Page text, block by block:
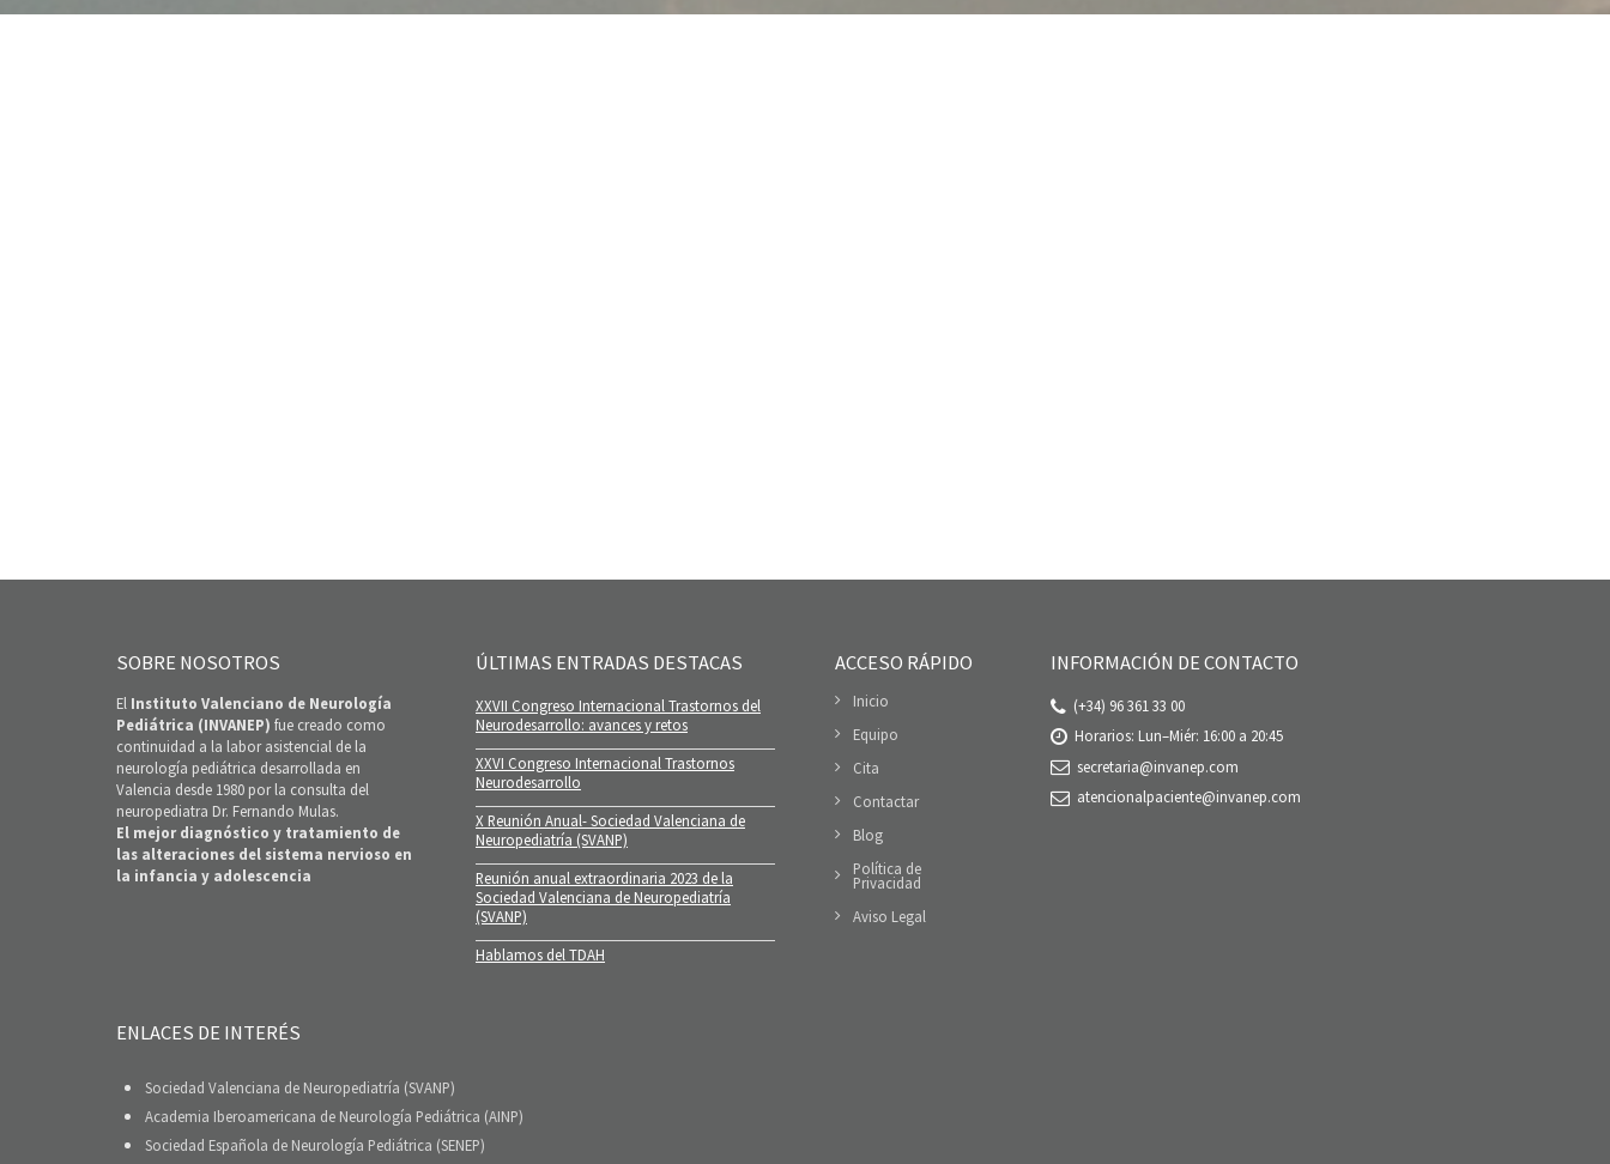
SOBRE NOSOTROS
El Instituto Valenciano de Neurología
Pediátrica (INVANEP) fue creado como
continuidad a la labor asistencial de la
neurología pediátrica desarrollada en
Valencia desde 1980 por la consulta del
neuropediatra Dr. Fernando Mulas.
El mejor diagnóstico y tratamiento de
las alteraciones del sistema nervioso en
la infancia y adolescencia
ÚLTIMAS ENTRADAS DESTACAS
XXVII Congreso Internacional Trastornos del
Neurodesarrollo: avances y retos
XXVI Congreso Internacional Trastornos
Neurodesarrollo
X Reunión Anual- Sociedad Valenciana de
Neuropediatría (SVANP)
Reunión anual extraordinaria 2023 de la
Sociedad Valenciana de Neuropediatría
(SVANP)
Hablamos del TDAH
ACCESO RÁPIDO
Inicio
Equipo
Cita
Contactar
Blog
Política de
Privacidad
Aviso Legal
INFORMACIÓN DE CONTACTO
(+34) 96 361 33 00
Horarios: Lun–Miér: 16:00 a 20:45
secretaria@invanep.com
atencionalpaciente@invanep.com
ENLACES DE INTERÉS
Sociedad Valenciana de Neuropediatría (SVANP)
Academia Iberoamericana de Neurología Pediátrica (AINP)
Sociedad Española de Neurología Pediátrica (SENEP)